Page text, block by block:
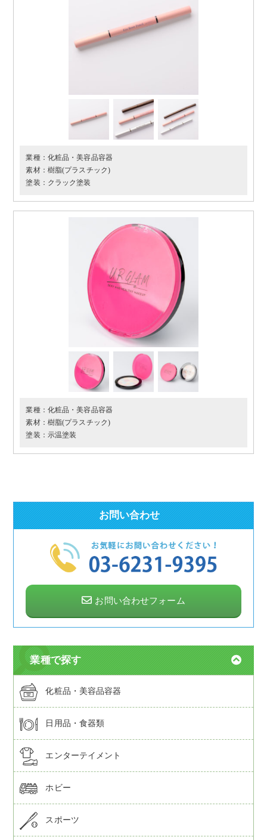
業種： 化粧品・美容品容器
素材： 樹脂(プラスチック)
塗装： クラック塗装
業種： 化粧品・美容品容器
素材： 樹脂(プラスチック)
塗装： 示温塗装
お問い合わせ
お問い合わせフォーム
業種で探す
化粧品・美容品容器
日用品・食器類
エンターテイメント
ホビー
スポーツ